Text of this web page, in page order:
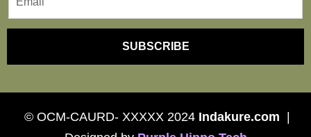
SUBSCRIBE
© OCM-CAURD- XXXXX 2024 Indakure.com